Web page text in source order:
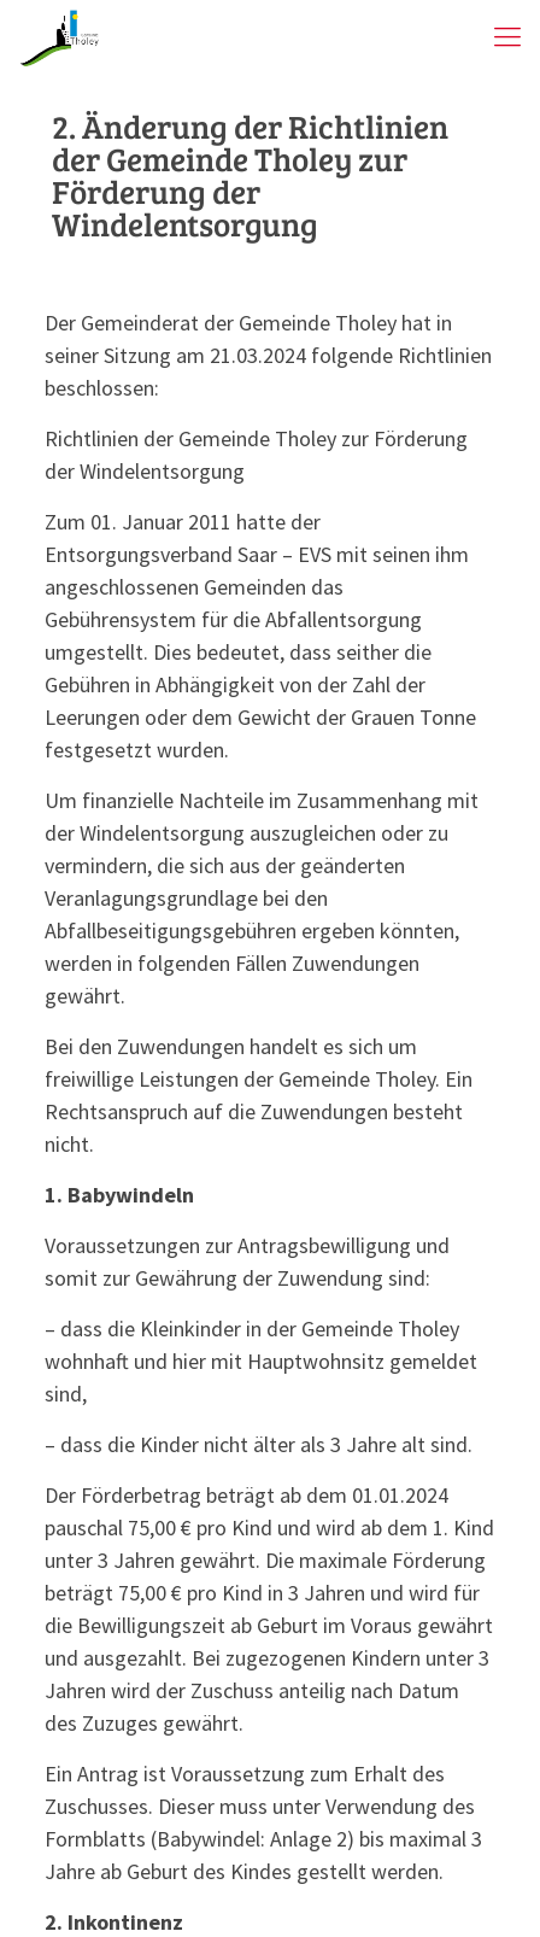
2. Änderung der Richtlinien
der Gemeinde Tholey zur
Förderung der
Windelentsorgung
Der Gemeinderat der Gemeinde Tholey hat in
seiner Sitzung am 21.03.2024 folgende Richtlinien
beschlossen:
Richtlinien der Gemeinde Tholey zur Förderung
der Windelentsorgung
Zum 01. Januar 2011 hatte der
Entsorgungsverband Saar – EVS mit seinen ihm
angeschlossenen Gemeinden das
Gebührensystem für die Abfallentsorgung
umgestellt. Dies bedeutet, dass seither die
Gebühren in Abhängigkeit von der Zahl der
Leerungen oder dem Gewicht der Grauen Tonne
festgesetzt wurden.
Um finanzielle Nachteile im Zusammenhang mit
der Windelentsorgung auszugleichen oder zu
vermindern, die sich aus der geänderten
Veranlagungsgrundlage bei den
Abfallbeseitigungsgebühren ergeben könnten,
werden in folgenden Fällen Zuwendungen
gewährt.
Bei den Zuwendungen handelt es sich um
freiwillige Leistungen der Gemeinde Tholey. Ein
Rechtsanspruch auf die Zuwendungen besteht
nicht.
1. Babywindeln
Voraussetzungen zur Antragsbewilligung und
somit zur Gewährung der Zuwendung sind:
– dass die Kleinkinder in der Gemeinde Tholey
wohnhaft und hier mit Hauptwohnsitz gemeldet
sind,
– dass die Kinder nicht älter als 3 Jahre alt sind.
Der Förderbetrag beträgt ab dem 01.01.2024
pauschal 75,00 € pro Kind und wird ab dem 1. Kind
unter 3 Jahren gewährt. Die maximale Förderung
beträgt 75,00 € pro Kind in 3 Jahren und wird für
die Bewilligungszeit ab Geburt im Voraus gewährt
und ausgezahlt. Bei zugezogenen Kindern unter 3
Jahren wird der Zuschuss anteilig nach Datum
des Zuzuges gewährt.
Ein Antrag ist Voraussetzung zum Erhalt des
Zuschusses. Dieser muss unter Verwendung des
Formblatts (Babywindel: Anlage 2) bis maximal 3
Jahre ab Geburt des Kindes gestellt werden.
2. Inkontinenz